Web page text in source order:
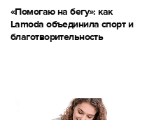
«Помогаю на бегу»: как
Lamoda объединила спорт и
благотворительность